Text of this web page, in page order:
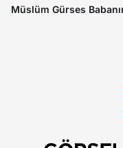
Müslüm Gürses